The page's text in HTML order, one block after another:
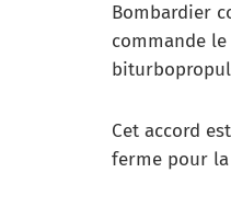
Bombardier
commande
Cet accord
ferme pour la